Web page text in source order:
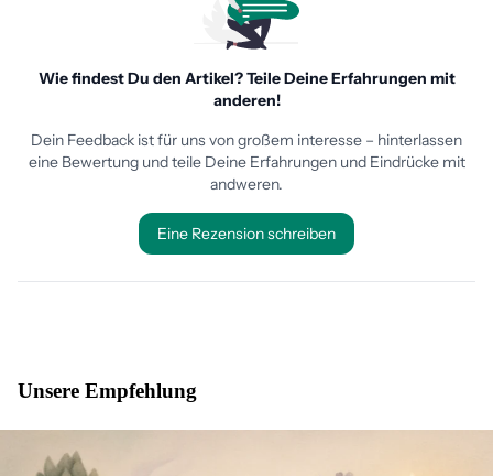
Unsere Empfehlung